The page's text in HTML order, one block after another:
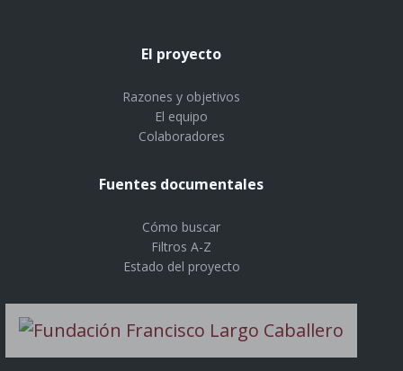
El proyecto
Razones y objetivos
El equipo
Colaboradores
Fuentes documentales
Cómo buscar
Filtros A-Z
Estado del proyecto